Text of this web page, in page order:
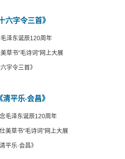
六字令三首》
泽东诞辰120周年
美草书“毛诗词”网上大展
六字令三首》
平乐·会昌》
毛泽东诞辰120周年
仕美草书“毛诗词”网上大展
清平乐·会昌》